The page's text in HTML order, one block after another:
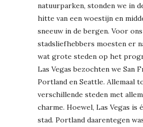
natuurparken, stonden we in
hitte van een woestijn en
sneeuw in de bergen. Voor
stadsliefhebbers moesten er
wat grote steden op het
Las Vegas bezochten we San
Portland en Seattle. Allemaal
verschillende steden met
charme. Hoewel, Las Vegas is
stad. Portland daarentegen